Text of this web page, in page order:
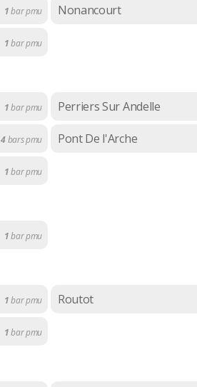
1bar pmu Nonancourt
1bar pmu
1bar pmu Perriers Sur Andelle
4bars pmu Pont De l'Arche
1bar pmu
1bar pmu
1bar pmu Routot
1bar pmu